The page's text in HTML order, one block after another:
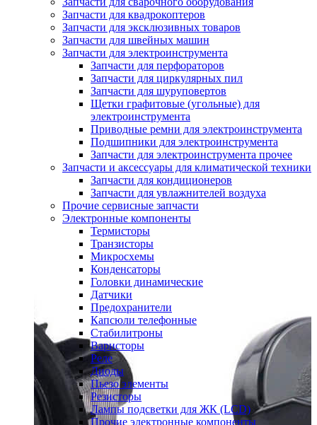
Запчасти для квадрокоптеров
Запчасти для эксклюзивных товаров
Запчасти для швейных машин
Запчасти для электроинструмента
Запчасти для перфораторов
Запчасти для циркулярных пил
Запчасти для шуруповертов
Щетки графитовые (угольные) для
электроинструмента
Приводные ремни для электроинструмента
Подшипники для электроинструмента
Запчасти для электроинструмента прочее
Запчасти и аксессуары для климатической техники
Запчасти для кондиционеров
Запчасти для увлажнителей воздуха
Прочие сервисные запчасти
Электронные компоненты
Термисторы
Транзисторы
Микросхемы
Конденсаторы
Головки динамические
Датчики
Предохранители
Капсюли телефонные
Стабилитроны
Варисторы
Реле
Диоды
Пьезо элементы
Резисторы
Лампы подсветки для ЖК (LCD)
Прочие электронные компоненты